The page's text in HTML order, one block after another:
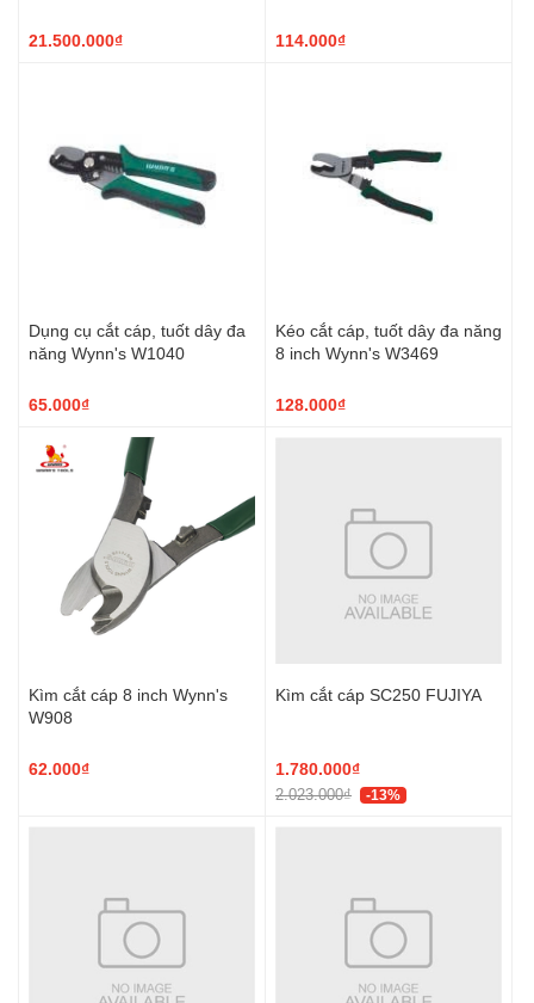
21.500.000₫
114.000₫
Dụng cụ cắt cáp, tuốt dây đa
năng Wynn's W1040
65.000₫
Kéo cắt cáp, tuốt dây đa năng
8 inch Wynn's W3469
128.000₫
Kìm cắt cáp 8 inch Wynn's
W908
62.000₫
Kìm cắt cáp SC250 FUJIYA
1.780.000₫
2.023.000₫ -13%